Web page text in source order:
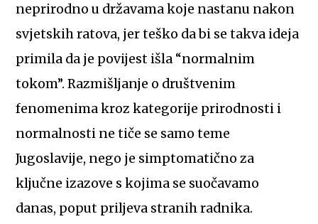
neprirodno u državama koje nastanu nakon
svjetskih ratova, jer teško da bi se takva ideja
primila da je povijest išla “normalnim
tokom”. Razmišljanje o društvenim
fenomenima kroz kategorije prirodnosti i
normalnosti ne tiče se samo teme
Jugoslavije, nego je simptomatično za
ključne izazove s kojima se suočavamo
danas, poput priljeva stranih radnika.